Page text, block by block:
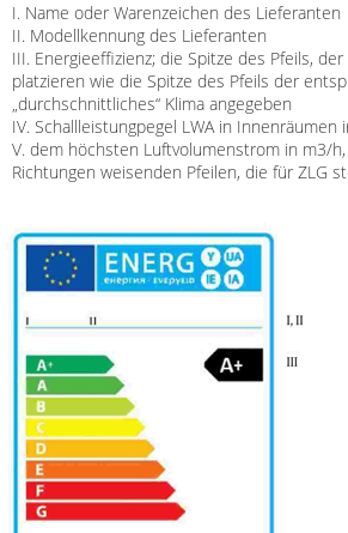
I. Name oder Warenzeichen des Lieferanten
II. Modellkennung des Lieferanten
III. Energieeffizienz; die Spitze des Pfeils,
platzieren wie die Spitze des Pfeils der
„durchschnittliches“ Klima angegeben
IV. Schallleistungpegel LWA in
V. dem höchsten Luftvolumenstrom in m3/
Richtungen weisenden Pfeilen, die für ZLG